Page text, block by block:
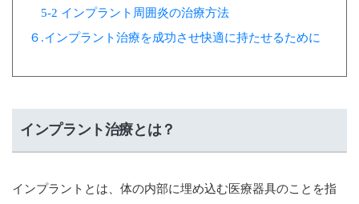
5-2 インプラント周囲炎の治療方法
６.インプラント治療を成功させ快適に持たせるために
インプラント治療とは？
インプラントとは、体の内部に埋め込む医療器具のことを指